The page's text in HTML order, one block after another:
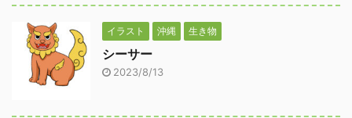
イラスト 沖縄 生き物
シーサー
2023/8/13